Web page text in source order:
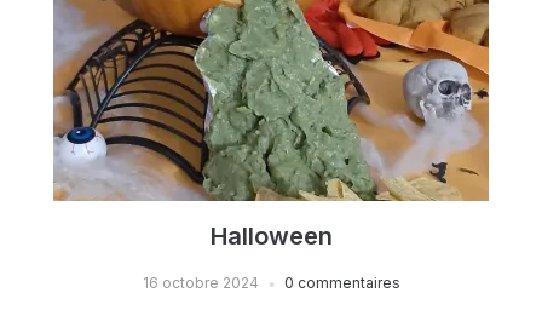
Halloween
16 octobre 2024 0 commentaires